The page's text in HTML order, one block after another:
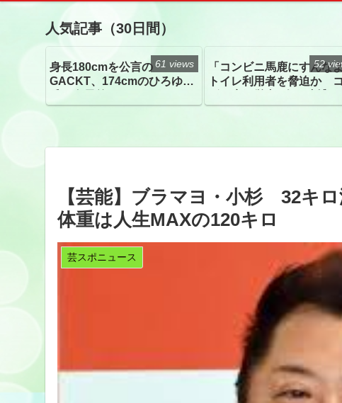
人気記事（30日間）
身長180cmを公言の
GACKT、174cmのひろゆき
トざわつき イベントでの写
61 views
「コンビニ馬鹿にすんな
トイレ利用者を脅迫か
52
【芸能】ブラマヨ・小杉 32キ
体重は人生MAXの120キロ
芸スポニュース